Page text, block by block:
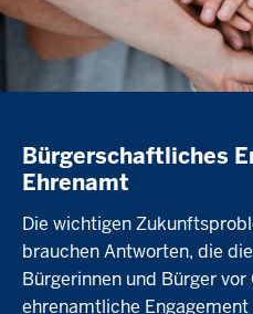
Bürgerschaftliches
Ehrenamt
Die wichtigen
brauchen Antworten, die
Bürgerinnen und Bürger
ehrenamtliche